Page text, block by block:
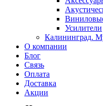
Усилители
Калининград.
О компании
Блог
Связь
Оплата
Доставка
Акции